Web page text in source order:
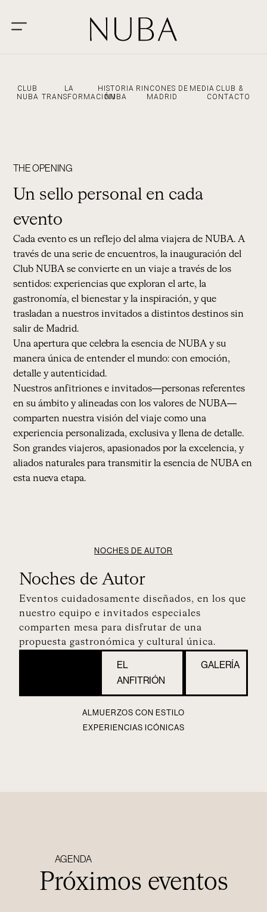
CLUB
NUBA
LA
TRANSFORMACIÓN
HISTORIA
NUBA
RINCONES DE
MADRID
MEDIA CLUB &
CONTACTO
THE OPENING
Un sello personal en cada
evento
Cada evento es un reflejo del alma viajera de NUBA. A
través de una serie de encuentros, la inauguración del
Club NUBA se convierte en un viaje a través de los
sentidos: experiencias que exploran el arte, la
gastronomía, el bienestar y la inspiración, y que
trasladan a nuestros invitados a distintos destinos sin
salir de Madrid.
Una apertura que celebra la esencia de NUBA y su
manera única de entender el mundo: con emoción,
detalle y autenticidad.
Nuestros anfitriones e invitados—personas referentes
en su ámbito y alineadas con los valores de NUBA—
comparten nuestra visión del viaje como una
experiencia personalizada, exclusiva y llena de detalle.
Son grandes viajeros, apasionados por la excelencia, y
aliados naturales para transmitir la esencia de NUBA en
esta nueva etapa.
NOCHES DE AUTOR
ALMUERZOS CON ESTILO
EXPERIENCIAS ICÓNICAS
Noches de Autor
Eventos cuidadosamente diseñados, en los que
nuestro equipo e invitados especiales
comparten mesa para disfrutar de una
propuesta gastronómica y cultural única.
EL
ANFITRIÓN
GALERÍA
AGENDA
Próximos eventos